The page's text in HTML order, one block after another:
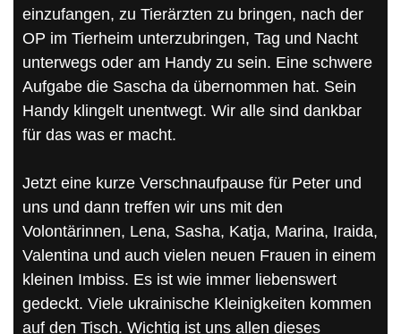
einzufangen, zu Tierärzten zu bringen, nach der
OP im Tierheim unterzubringen, Tag und Nacht
unterwegs oder am Handy zu sein. Eine schwere
Aufgabe die Sascha da übernommen hat. Sein
Handy klingelt unentwegt. Wir alle sind dankbar
für das was er macht.
Jetzt eine kurze Verschnaufpause für Peter und
uns und dann treffen wir uns mit den
Volontärinnen, Lena, Sasha, Katja, Marina, Iraida,
Valentina und auch vielen neuen Frauen in einem
kleinen Imbiss. Es ist wie immer liebenswert
gedeckt. Viele ukrainische Kleinigkeiten kommen
auf den Tisch. Wichtig ist uns allen dieses